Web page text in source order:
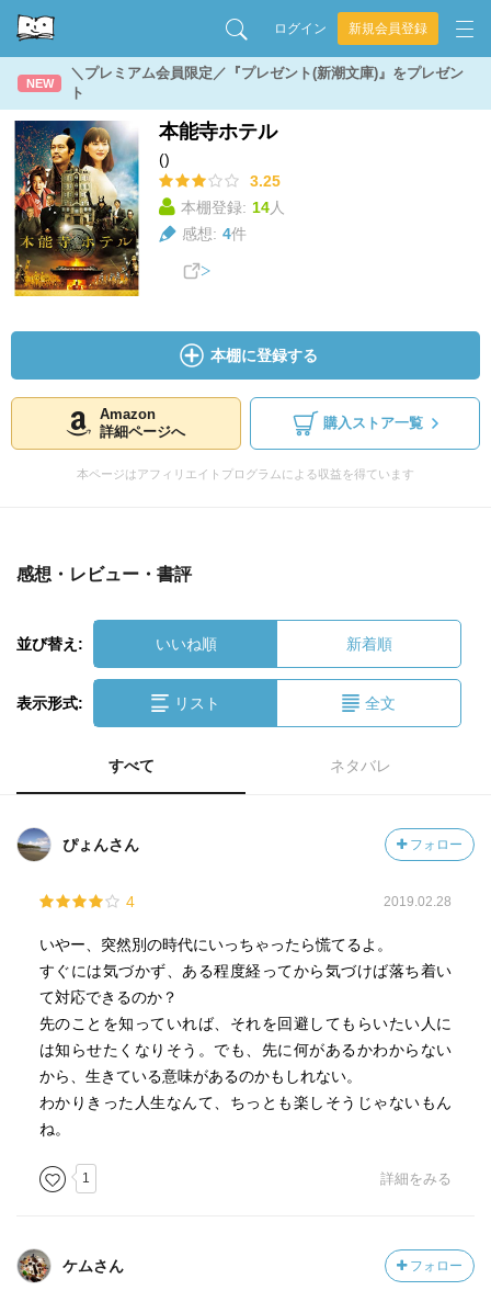
ログイン 新規会員登録
NEW
＼プレミアム会員限定／『プレゼント(新潮文庫)』をプレゼン
ト
本能寺ホテル
()
3.25
本棚登録: 14人
感想: 4件
本棚に登録する
Amazon
詳細ページへ
購入ストア一覧
本ページはアフィリエイトプログラムによる収益を得ています
感想・レビュー・書評
並び替え: いいね順 新着順
表示形式: リスト 全文
すべて ネタバレ
ぴょんさん フォロー
4 2019.02.28
いやー、突然別の時代にいっちゃったら慌てるよ。
すぐには気づかず、ある程度経ってから気づけば落ち着い
て対応できるのか？
先のことを知っていれば、それを回避してもらいたい人に
は知らせたくなりそう。でも、先に何があるかわからない
から、生きている意味があるのかもしれない。
わかりきった人生なんて、ちっとも楽しそうじゃないもん
ね。
1 詳細をみる
ケムさん フォロー